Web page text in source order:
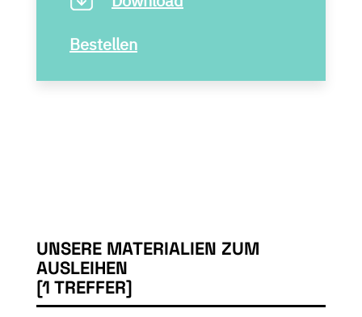
Bestellen
UNSERE MATERIALIEN ZUM
AUSLEIHEN
[1 TREFFER]